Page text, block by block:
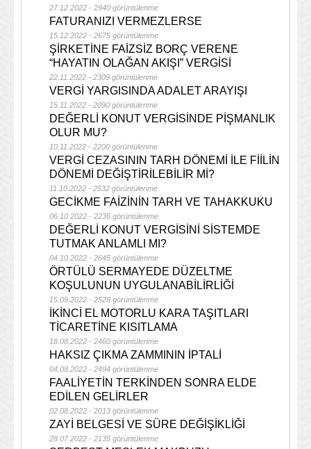
27.12.2022 - 2940 görüntülenme
FATURANIZI VERMEZLERSE
15.12.2022 - 2675 görüntülenme
ŞİRKETİNE FAİZSİZ BORÇ VERENE
“HAYATIN OLAĞAN AKIŞI” VERGİSİ
22.11.2022 - 2309 görüntülenme
VERGİ YARGISINDA ADALET ARAYIŞI
15.11.2022 - 2090 görüntülenme
DEĞERLİ KONUT VERGİSİNDE PİŞMANLIK
OLUR MU?
10.11.2022 - 2200 görüntülenme
VERGİ CEZASININ TARH DÖNEMİ İLE FİİLİN
DÖNEMİ DEĞİŞTİRİLEBİLİR Mİ?
11.10.2022 - 2532 görüntülenme
GECİKME FAİZİNİN TARH VE TAHAKKUKU
06.10.2022 - 2236 görüntülenme
DEĞERLİ KONUT VERGİSİNİ SİSTEMDE
TUTMAK ANLAMLI MI?
04.10.2022 - 2645 görüntülenme
ÖRTÜLÜ SERMAYEDE DÜZELTME
KOŞULUNUN UYGULANABİLİRLİĞİ
15.09.2022 - 2528 görüntülenme
İKİNCİ EL MOTORLU KARA TAŞITLARI
TİCARETİNE KISITLAMA
18.08.2022 - 2460 görüntülenme
HAKSIZ ÇIKMA ZAMMININ İPTALİ
04.08.2022 - 2494 görüntülenme
FAALİYETİN TERKİNDEN SONRA ELDE
EDİLEN GELİRLER
02.08.2022 - 2013 görüntülenme
ZAYİ BELGESİ VE SÜRE DEĞİŞİKLİĞİ
28.07.2022 - 2135 görüntülenme